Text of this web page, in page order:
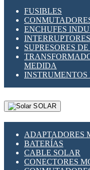
FUSIBLES
ENCHUFES
SUPRESORES
MEDIDA
SOLAR
ADAPTADORES
BATERÍAS
CABLE SOLAR
CONECTORES